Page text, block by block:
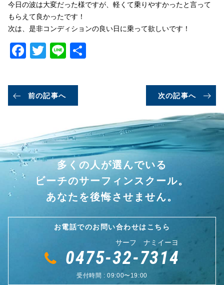
今日の波は大変だった様ですが、軽くて乗りやすかったと言って
もらえて良かったです！
次は、是非コンディションの良い日に乗って欲しいです！
Facebook
Twitter
Line
前の記事へ 次の記事へ
多くの人が選んでいる
ビーチのサーフィンスクール。
あなたを後悔させません。
お電話でのお問い合わせはこちら
サーフ ナミイーヨ
0475-32-7314
受付時間 : 09:00〜19:00